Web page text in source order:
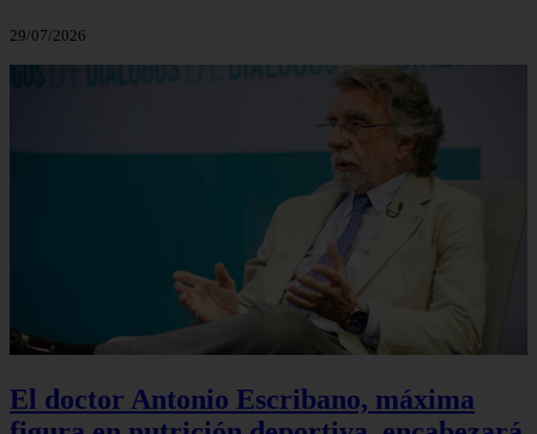
29/07/2026
El doctor Antonio Escribano, máxima